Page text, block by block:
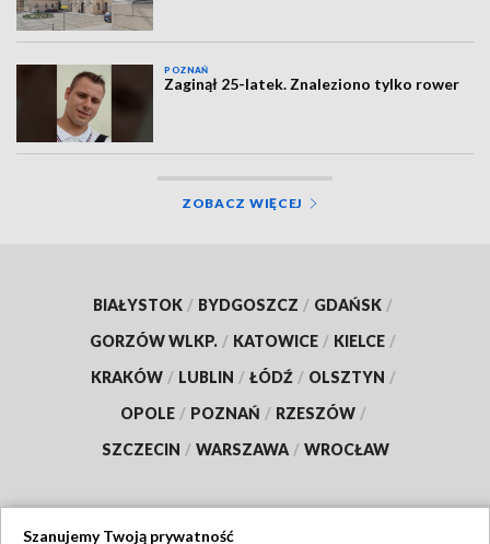
POZNAŃ
Zaginął 25-latek. Znaleziono tylko rower
ZOBACZ WIĘCEJ
BIAŁYSTOK / BYDGOSZCZ / GDAŃSK /
GORZÓW WLKP. / KATOWICE / KIELCE /
KRAKÓW / LUBLIN / ŁÓDŹ / OLSZTYN /
OPOLE / POZNAŃ / RZESZÓW /
SZCZECIN / WARSZAWA / WROCŁAW
Szanujemy Twoją prywatność